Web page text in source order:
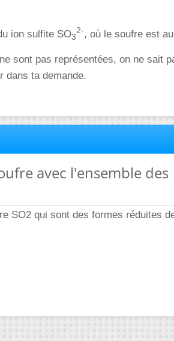
ion sulfite SO3
2-, où le soufre est au
ne sont pas représentées, on ne sait
dans ta demande.
avec l'ensemble des
SO2 qui sont des formes réduites